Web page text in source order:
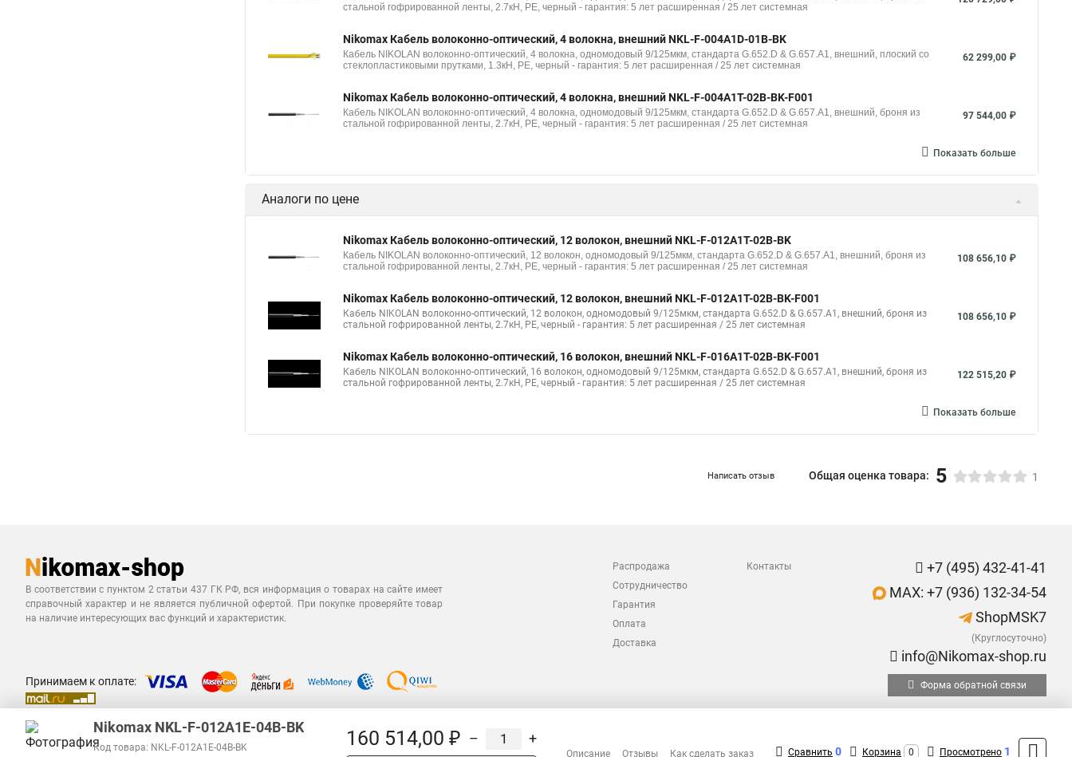
стальной гофрированной ленты, 2.7кН, PE, черный - гарантия: 5 лет расширенная / 25 лет системная
Nikomax Кабель волоконно-оптический, 4 волокна, внешний NKL-F-004A1D-01B-BK
Кабель NIKOLAN волоконно-оптический, 4 волокна, одномодовый 9/125мкм, стандарта G.652.D & G.657.A1, внешний, плоский со
стеклопластиковыми прутками, 1.3кН, PE, черный - гарантия: 5 лет расширенная / 25 лет системная
62 299,00 ₽
Nikomax Кабель волоконно-оптический, 4 волокна, внешний NKL-F-004A1T-02B-BK-F001
Кабель NIKOLAN волоконно-оптический, 4 волокна, одномодовый 9/125мкм, стандарта G.652.D & G.657.A1, внешний, броня из
стальной гофрированной ленты, 2.7кН, PE, черный - гарантия: 5 лет расширенная / 25 лет системная
97 544,00 ₽
Показать больше
Аналоги по цене
Nikomax Кабель волоконно-оптический, 12 волокон, внешний NKL-F-012A1T-02B-BK
Кабель NIKOLAN волоконно-оптический, 12 волокон, одномодовый 9/125мкм, стандарта G.652.D & G.657.A1, внешний, броня из
стальной гофрированной ленты, 2.7кН, PE, черный - гарантия: 5 лет расширенная / 25 лет системная
108 656,10 ₽
Nikomax Кабель волоконно-оптический, 12 волокон, внешний NKL-F-012A1T-02B-BK-F001
Кабель NIKOLAN волоконно-оптический, 12 волокон, одномодовый 9/125мкм, стандарта G.652.D & G.657.A1, внешний, броня из
стальной гофрированной ленты, 2.7кН, PE, черный - гарантия: 5 лет расширенная / 25 лет системная
108 656,10 ₽
Nikomax Кабель волоконно-оптический, 16 волокон, внешний NKL-F-016A1T-02B-BK-F001
Кабель NIKOLAN волоконно-оптический, 16 волокон, одномодовый 9/125мкм, стандарта G.652.D & G.657.A1, внешний, броня из
стальной гофрированной ленты, 2.7кН, PE, черный - гарантия: 5 лет расширенная / 25 лет системная
122 515,20 ₽
Показать больше
Написать отзыв Общая оценка товара: 5 1
В соответствии с пунктом 2 статьи 437 ГК РФ, вся информация о товарах на сайте имеет
справочный характер и не является публичной офертой. При покупке проверяйте товар
на наличие интересующих вас функций и характеристик.
Распродажа
Сотрудничество
Гарантия
Оплата
Доставка
Контакты
+7 (495) 432-41-41
MAX: +7 (936) 132-34-54
ShopMSK7
(Круглосуточно)
info@Nikomax-shop.ru
Принимаем к оплате: Форма обратной связи
Nikomax NKL-F-012A1E-04B-BK
Код товара: NKL-F-012A1E-04B-BK 160 514,00 ₽ – +
Описание Отзывы Как сделать заказ Сравнить 0 Корзина 0 Просмотрено 1